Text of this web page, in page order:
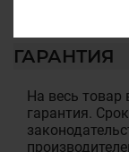
ГАРАНТИЯ
На весь товар
гарантия.